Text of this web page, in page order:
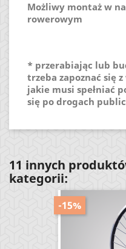
Możliwy montaż w
rowerowym
* przerabiając lub
trzeba zapoznać się
jakie musi spełniać
się po drogach
11 innych
kategorii:
-15%